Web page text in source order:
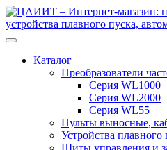
Перейти
к
навигации
Перейти
к
содержимому
Каталог
Преобразователи
Серия WL1000
Серия WL2000
Серия WL55
Пульты выносные,
Устройства плавного
Щиты управления и